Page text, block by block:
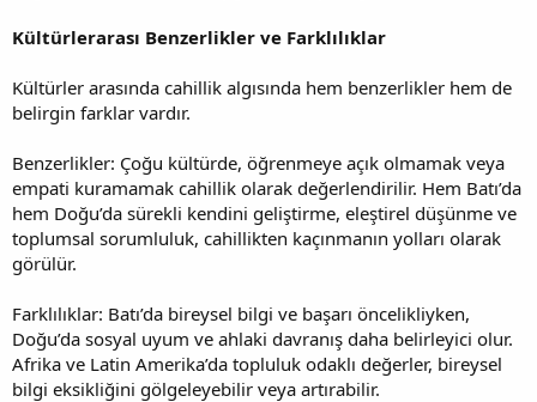
Kültürlerarası Benzerlikler ve Farklılıklar
Kültürler arasında cahillik algısında hem benzerlikler hem de
belirgin farklar vardır.
Benzerlikler: Çoğu kültürde, öğrenmeye açık olmamak veya
empati kuramamak cahillik olarak değerlendirilir. Hem Batı’da
hem Doğu’da sürekli kendini geliştirme, eleştirel düşünme ve
toplumsal sorumluluk, cahillikten kaçınmanın yolları olarak
görülür.
Farklılıklar: Batı’da bireysel bilgi ve başarı öncelikliyken,
Doğu’da sosyal uyum ve ahlaki davranış daha belirleyici olur.
Afrika ve Latin Amerika’da topluluk odaklı değerler, bireysel
bilgi eksikliğini gölgeleyebilir veya artırabilir.